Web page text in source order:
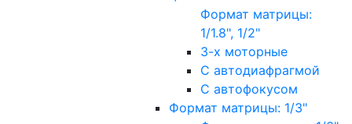
Формат матрицы:
1/1.8", 1/2"
3-х моторные
С автодиафрагмой
С автофокусом
Формат матрицы: 1/3"